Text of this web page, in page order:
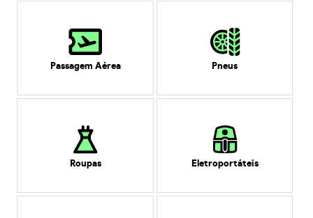
Passagem Aérea Pneus
Roupas Eletroportáteis